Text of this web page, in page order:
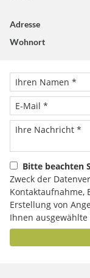
Adresse
Wohnort
Bitte beachten
Zweck der
Kontaktaufnahme,
Erstellung von
Ihnen ausgewählte